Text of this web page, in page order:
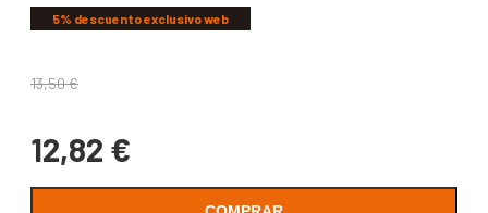
5% descuento exclusivo web
13,50€
12,82 €